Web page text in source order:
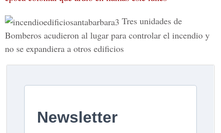
Tres unidades de
Bomberos acudieron al lugar para controlar el incendio y
no se expandiera a otros edificios